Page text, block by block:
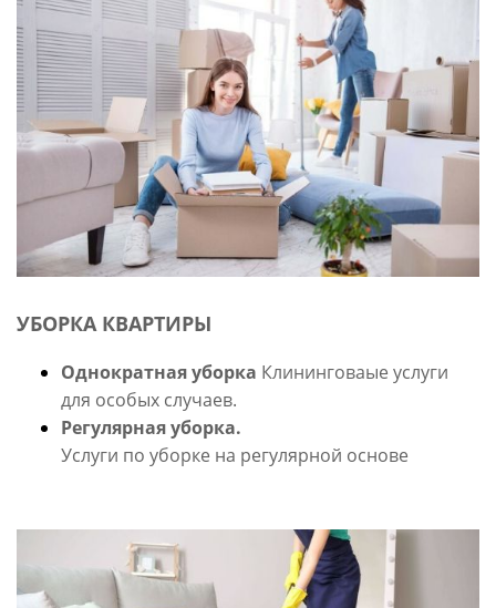
УБОРКА КВАРТИРЫ
Однократная уборка Клининговаые услуги
для особых случаев.
Регулярная уборка.
Услуги по уборке на регулярной основе